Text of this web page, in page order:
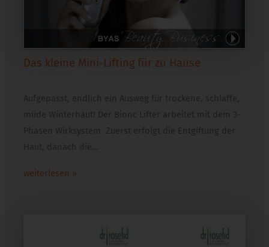
Das kleine Mini-Lifting für zu Hause
weiterlesen »